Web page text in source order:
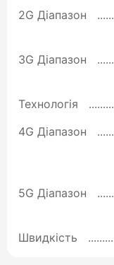
2G Діапазон
3G Діапазон
Технологія
4G Діапазон
5G Діапазон
Швидкість